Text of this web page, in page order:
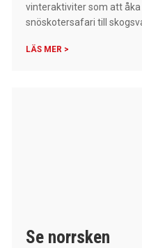
vinteraktiviter som att
snöskotersafari till
LÄS MER >
Se norrsken